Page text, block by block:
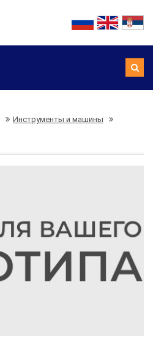
Инструменты и машины